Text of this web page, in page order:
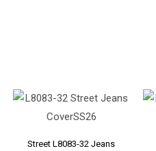
Street L8083-32 Jeans